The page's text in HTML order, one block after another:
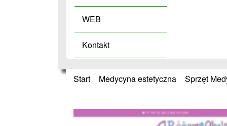
WEB
Kontakt
Start Medycyna estetyczna Sprzęt